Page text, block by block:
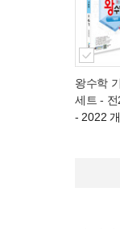
왕수학
세트 -
- 2022